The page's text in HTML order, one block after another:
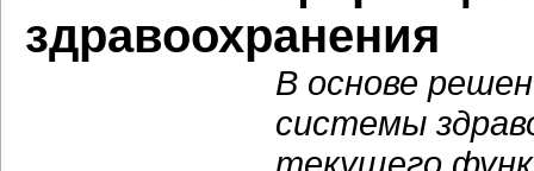
здравоохранения
В основе
системы